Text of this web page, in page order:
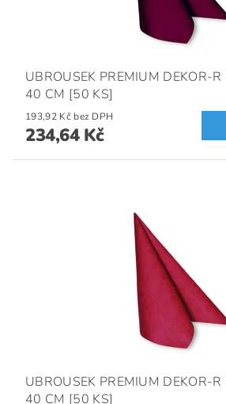
UBROUSEK PREMIUM DEKOR-
40 CM [50 KS]
193,92 Kč bez DPH
234,64 Kč
UBROUSEK PREMIUM DEKOR-
40 CM [50 KS]